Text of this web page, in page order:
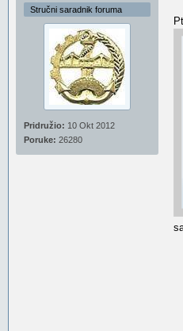
Stručni saradnik foruma
Pridružio: 10 Okt 2012
Poruke: 26280